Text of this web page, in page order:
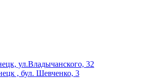
ул.Владычанского, 32
, бул. Шевченко, 3